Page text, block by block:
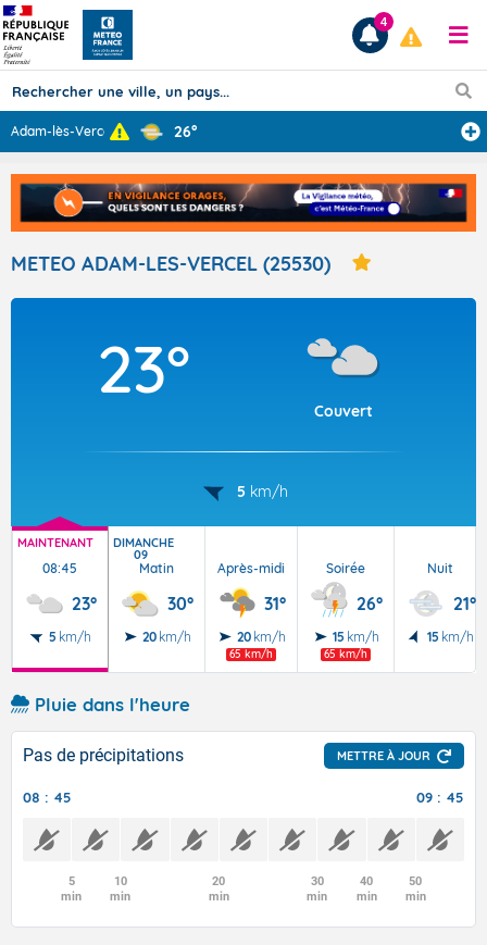
Prévisions
TOUS LES RÉSULTATS
Articles
4
Adam-lès-Vercel... 26°
METEO ADAM-LES-VERCEL (25530)
23°
Couvert
5 km/h
MAINTENANT
08:45
23°
5 km/h
DIMANCHE
09
Matin
30°
20 km/h
Après-midi
31°
20 km/h
65 km/h
Soirée
26°
15 km/h
65 km/h
Nuit
21°
15 km/h
Pluie dans l'heure
Pas de précipitations METTRE À JOUR
08 : 45 09 : 45
5
min
10
min
20
min
30
min
40
min
50
min